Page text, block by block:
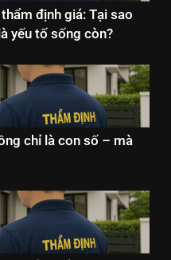
định giá: Tại sao
yếu tố sống còn?
chỉ là con số – mà